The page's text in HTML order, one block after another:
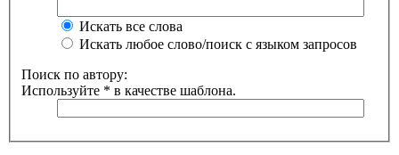
Искать все слова
Искать любое слово/поиск с языком запросов
Поиск по автору:
Используйте * в качестве шаблона.